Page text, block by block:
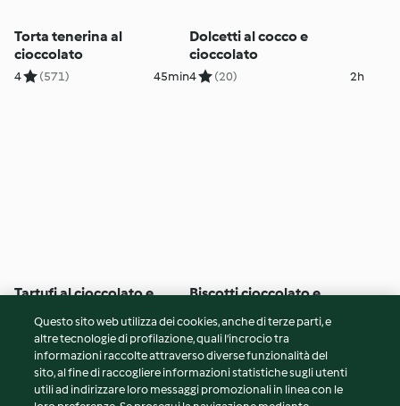
Torta tenerina al
cioccolato
4 (571) 45min
Dolcetti al cocco e
cioccolato
4 (20) 2h
Tartufi al cioccolato e
(11) 1h 10min
Biscotti cioccolato e
4 (168)
© Copyright 2026
Questo sito web utilizza dei cookies, anche di terze parti, e
altre tecnologie di profilazione, quali l’incrocio tra
informazioni raccolte attraverso diverse funzionalità del
sito, al fine di raccogliere informazioni statistiche sugli utenti
utili ad indirizzare loro messaggi promozionali in linea con le